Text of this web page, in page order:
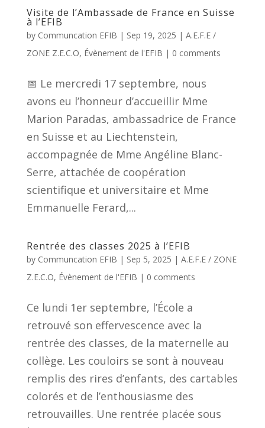
Visite de l’Ambassade de France en Suisse
à l’EFIB
by Communcation EFIB | Sep 19, 2025 | A.E.F.E /
ZONE Z.E.C.O, Évènement de l'EFIB | 0 comments
📅 Le mercredi 17 septembre, nous
avons eu l’honneur d’accueillir Mme
Marion Paradas, ambassadrice de France
en Suisse et au Liechtenstein,
accompagnée de Mme Angéline Blanc-
Serre, attachée de coopération
scientifique et universitaire et Mme
Emmanuelle Ferard,...
Rentrée des classes 2025 à l’EFIB
by Communcation EFIB | Sep 5, 2025 | A.E.F.E / ZONE
Z.E.C.O, Évènement de l'EFIB | 0 comments
Ce lundi 1er septembre, l’École a
retrouvé son effervescence avec la
rentrée des classes, de la maternelle au
collège. Les couloirs se sont à nouveau
remplis des rires d’enfants, des cartables
colorés et de l’enthousiasme des
retrouvailles. Une rentrée placée sous